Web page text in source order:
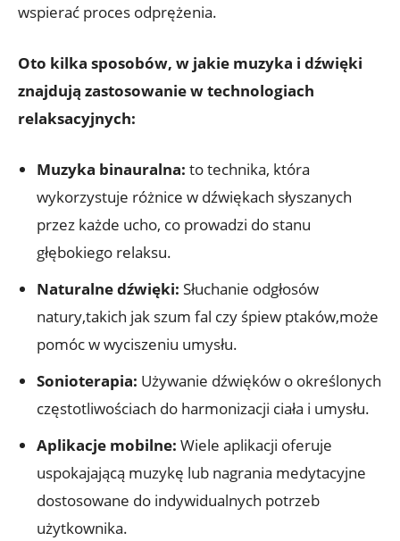
wspierać proces odprężenia.
Oto kilka sposobów, w jakie muzyka i dźwięki
znajdują zastosowanie w technologiach
relaksacyjnych:
Muzyka binauralna: to technika, która
wykorzystuje różnice w dźwiękach słyszanych
przez każde ucho, co prowadzi do stanu
głębokiego relaksu.
Naturalne dźwięki: Słuchanie odgłosów
natury,takich jak szum fal czy śpiew ptaków,może
pomóc w wyciszeniu umysłu.
Sonioterapia: Używanie dźwięków o określonych
częstotliwościach do harmonizacji ciała i umysłu.
Aplikacje mobilne: Wiele aplikacji oferuje
uspokajającą muzykę lub nagrania medytacyjne
dostosowane do indywidualnych potrzeb
użytkownika.